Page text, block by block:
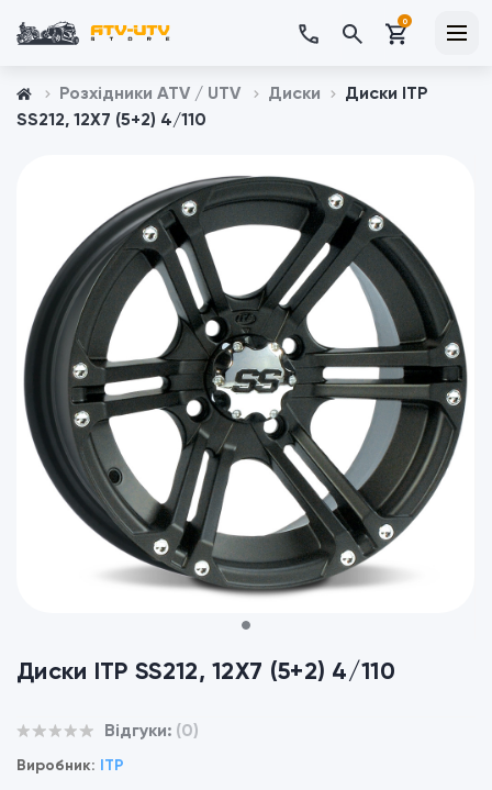
0
Розхідники ATV / UTV Диски
Диски ITP
SS212, 12X7 (5+2) 4/110
Диски ITP SS212, 12X7 (5+2) 4/110
Відгуки: (0)
Виробник: ITP